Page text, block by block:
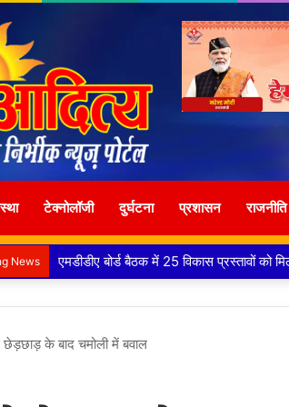
टेक्नोलॉजी दुर्घटना प्रशासन राजनीति
News मुख्य सचिव ने अंडरग्राउंड विद्युत लाइन
छेड़छाड़ के बाद चमोली में बवाल